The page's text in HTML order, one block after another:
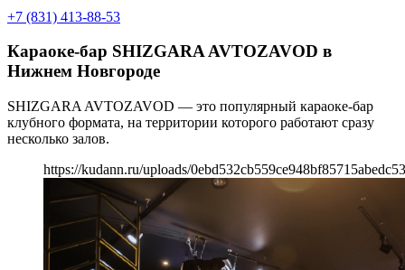
+7 (831) 413-88-53
Караоке-бар SHIZGARA AVTOZAVOD в
Нижнем Новгороде
SHIZGARA AVTOZAVOD — это популярный караоке-бар
клубного формата, на территории которого работают сразу
несколько залов.
https://kudann.ru/uploads/